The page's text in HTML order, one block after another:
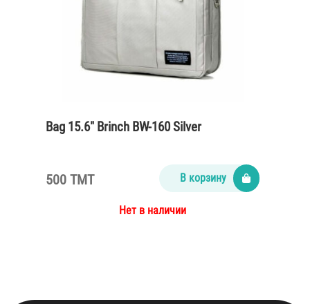
Bag 15.6″ Brinch BW-160 Silver
500 TMT В корзину
Нет в наличии